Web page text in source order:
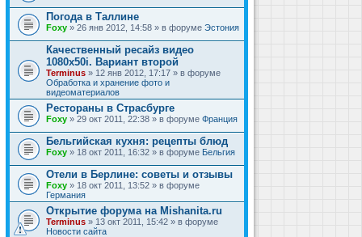
Погода в Таллине
Foxy » 26 янв 2012, 14:58 » в форуме Эстония
Качественный ресайз видео
1080x50i. Вариант второй
Terminus » 12 янв 2012, 17:17 » в форуме
Обработка и хранение фото и
видеоматериалов
Рестораны в Страсбурге
Foxy » 29 окт 2011, 22:38 » в форуме Франция
Бельгийская кухня: рецепты блюд
Foxy » 18 окт 2011, 16:32 » в форуме Бельгия
Отели в Берлине: советы и отзывы
Foxy » 18 окт 2011, 13:52 » в форуме
Германия
Открытие форума на Mishanita.ru
Terminus » 13 окт 2011, 15:42 » в форуме
Новости сайта